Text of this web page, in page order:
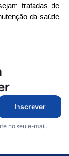
tratadas de
da saúde
Inscrever
no seu e-mail.